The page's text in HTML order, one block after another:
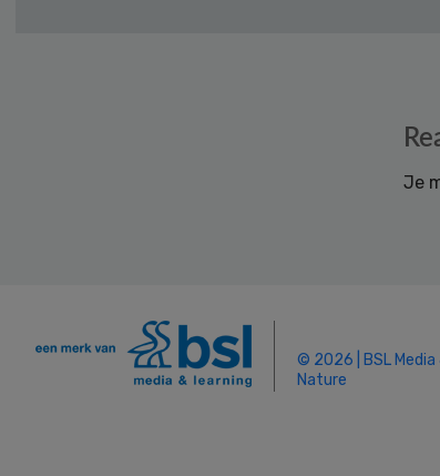
Je
© 2026 | BSL Media
Nature